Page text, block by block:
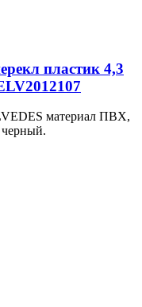
пластик 4,3
материал ПВХ,
черный.